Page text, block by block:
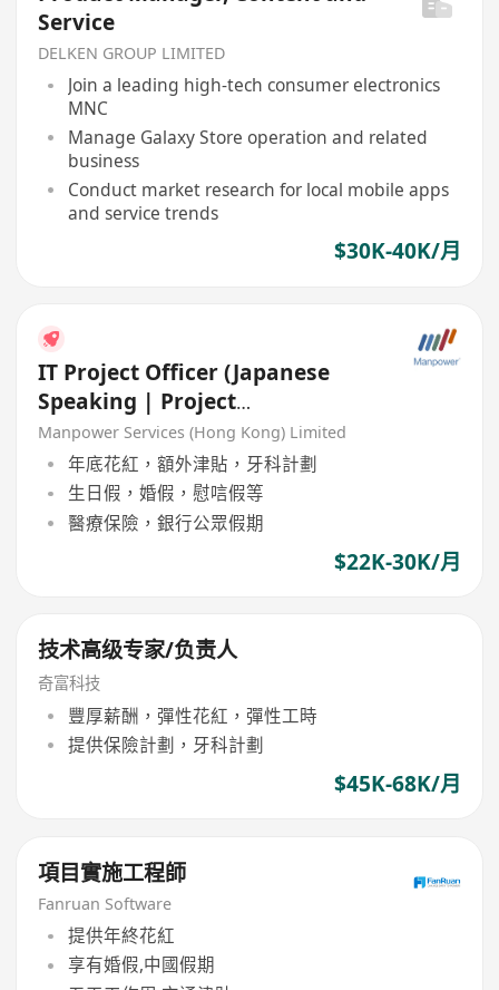
Service
DELKEN GROUP LIMITED
Join a leading high-tech consumer electronics
MNC
Manage Galaxy Store operation and related
business
Conduct market research for local mobile apps
and service trends
$30K-40K/月
IT Project Officer (Japanese
Speaking | Project
management)
Manpower Services (Hong Kong) Limited
年底花紅，額外津貼，牙科計劃
生日假，婚假，慰唁假等
醫療保險，銀行公眾假期
$22K-30K/月
技术高级专家/负责人
奇富科技
豐厚薪酬，彈性花紅，彈性工時
提供保險計劃，牙科計劃
$45K-68K/月
項目實施工程師
Fanruan Software
提供年終花紅
享有婚假,中國假期